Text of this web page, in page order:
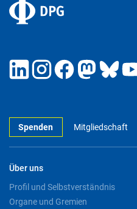
Spenden Mitgliedschaft
Über uns
Profil und Selbstverständnis
Organe und Gremien